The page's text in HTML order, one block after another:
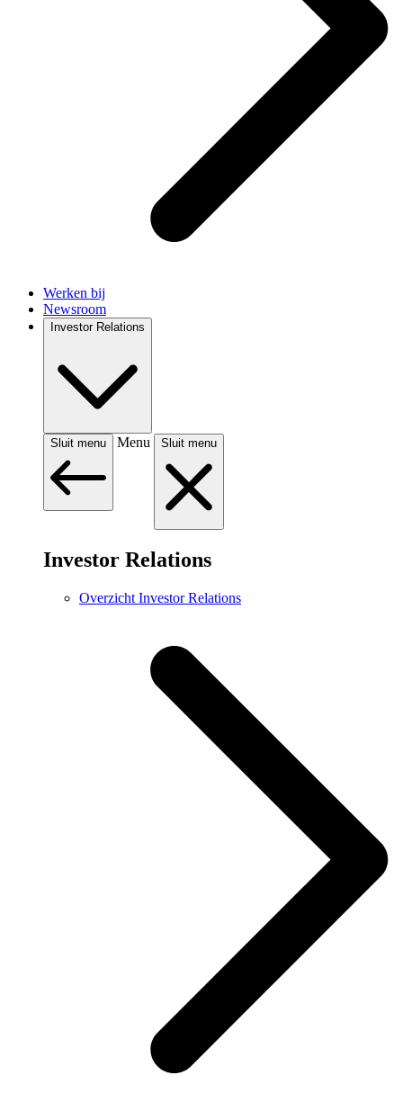
Werken bij
Newsroom
Investor Relations
Sluit menu Menu Sluit menu
Investor Relations
Overzicht Investor Relations